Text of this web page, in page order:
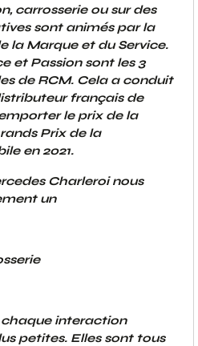
carrosserie ou sur des
sont animés par la
la Marque et du Service.
et Passion sont les 3
de RCM. Cela a conduit
français de
le prix de la
Prix de la
en 2021.
Charleroi nous
un
chaque interaction
petites. Elles sont tous